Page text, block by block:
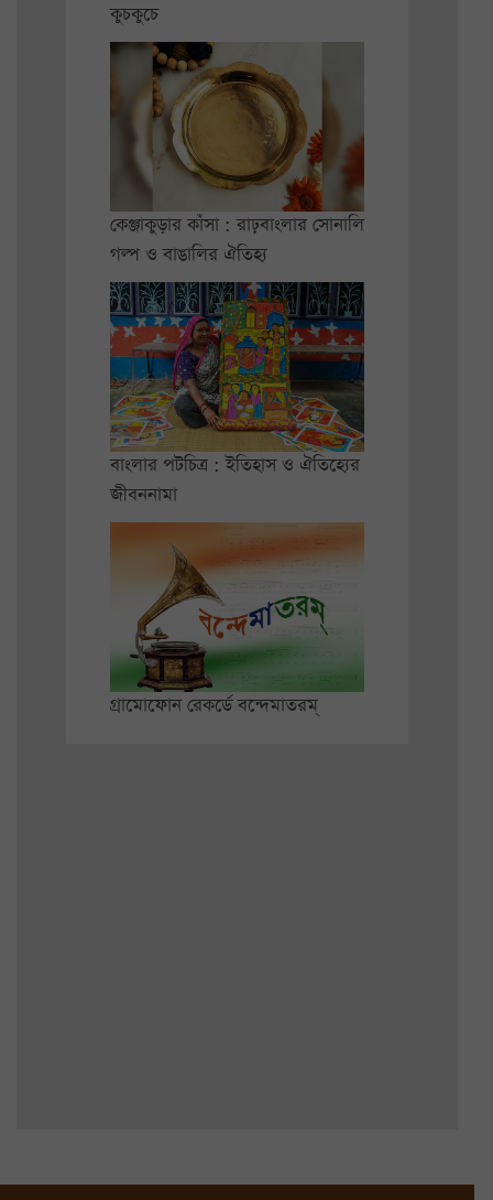
কুচকুচে
কেঞ্জাকুড়ার কাঁসা : রাঢ়বাংলার সোনালি
গল্প ও বাঙালির ঐতিহ্য
বাংলার পটচিত্র : ইতিহাস ও ঐতিহ্যের
জীবননামা
গ্রামোফোন রেকর্ডে বন্দেমাতরম্